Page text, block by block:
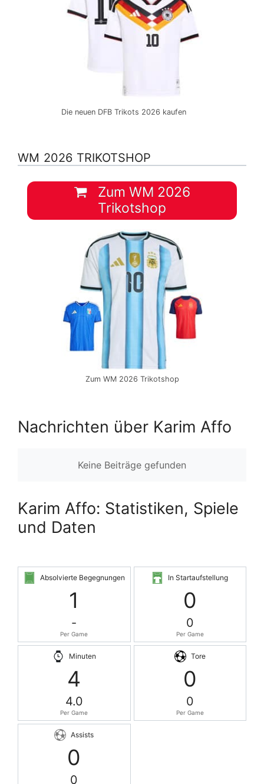
Die neuen DFB Trikots 2026 kaufen
WM 2026 TRIKOTSHOP
Zum WM 2026
Trikotshop
Zum WM 2026 Trikotshop
Nachrichten über Karim Affo
Keine Beiträge gefunden
Karim Affo: Statistiken, Spiele
und Daten
Absolvierte Begegnungen
1
-
Per Game
In Startaufstellung
0
0
Per Game
Minuten
4
4.0
Per Game
Tore
0
0
Per Game
Assists
0
0